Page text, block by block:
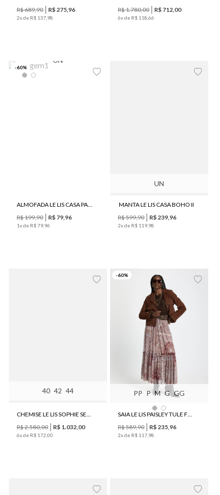
R$689,90 R$275,96
2x de R$ 137 98
R$1.780,00 R$ 712,00
6x de R$ 118 66
-60%
UN
ALMOFADA LE LIS CASA PAU BRASIL II
R$199,90 R$ 79 96
1x de R$79 96
UN
MANTA LE LIS CASA BOHO II
R$599,90 R$ 239 96
2x de R$ 119 98
40 42 44
CHEMISE LE LIS SOPHIE SEDA FEMININO
R$2.580,00 R$ 1.032,00
6x de R$ 172 00
-60%
PP P M G GG
SAIA LE LIS PAISLEY TULE FEMININA
R$589,90 R$235,96
2x de R$ 117 98